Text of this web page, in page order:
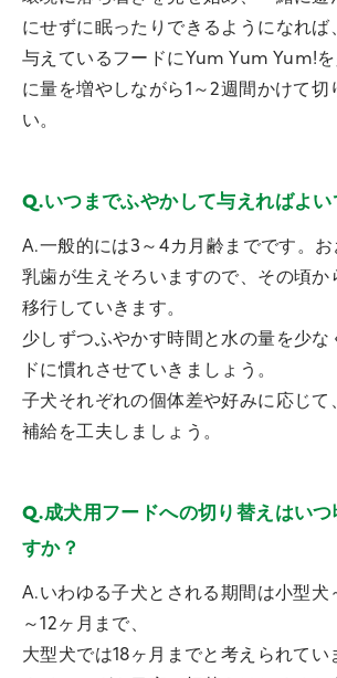
にせずに眠ったりできるようになれば
与えているフードにYum Yum Yum!を
に量を増やしながら1～2週間かけて切
い。
Q.いつまでふやかして与えればよい
A.一般的には3～4カ月齢までです。
乳歯が生えそろいますので、その頃か
移行していきます。
少しずつふやかす時間と水の量を少な
ドに慣れさせていきましょう。
子犬それぞれの個体差や好みに応じて
補給を工夫しましょう。
Q.成犬用フードへの切り替えはい
すか？
A.いわゆる子犬とされる期間は小型犬
～12ヶ月まで、
大型犬では18ヶ月までと考えられてい